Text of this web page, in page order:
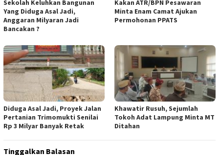
Sekolah Keluhkan Bangunan
Yang Diduga Asal Jadi,
Anggaran Milyaran Jadi
Bancakan ?
Kakan ATR/BPN Pesawaran
Minta Enam Camat Ajukan
Permohonan PPATS
Diduga Asal Jadi, Proyek Jalan
Pertanian Trimomukti Senilai
Rp 3 Milyar Banyak Retak
Khawatir Rusuh, Sejumlah
Tokoh Adat Lampung Minta MT
Ditahan
Tinggalkan Balasan